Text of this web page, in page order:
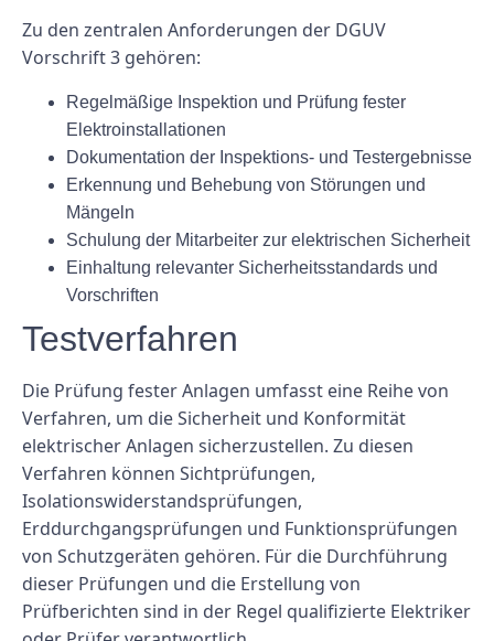
Zu den zentralen Anforderungen der DGUV
Vorschrift 3 gehören:
Regelmäßige Inspektion und Prüfung fester
Elektroinstallationen
Dokumentation der Inspektions- und Testergebnisse
Erkennung und Behebung von Störungen und
Mängeln
Schulung der Mitarbeiter zur elektrischen Sicherheit
Einhaltung relevanter Sicherheitsstandards und
Vorschriften
Testverfahren
Die Prüfung fester Anlagen umfasst eine Reihe von
Verfahren, um die Sicherheit und Konformität
elektrischer Anlagen sicherzustellen. Zu diesen
Verfahren können Sichtprüfungen,
Isolationswiderstandsprüfungen,
Erddurchgangsprüfungen und Funktionsprüfungen
von Schutzgeräten gehören. Für die Durchführung
dieser Prüfungen und die Erstellung von
Prüfberichten sind in der Regel qualifizierte Elektriker